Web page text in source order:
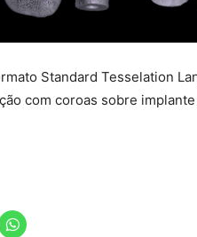
Standard Tesselation
com coroas sobre